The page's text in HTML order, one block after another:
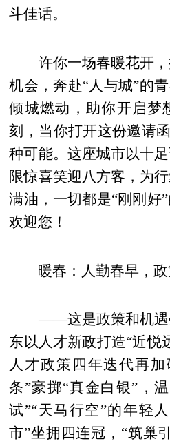
斗佳话。
许你一场春暖花开，
机会，奔赴“人与城”的
倾城燃动，助你开启
刻，当你打开这份邀请
种可能。这座城市以十
限惊喜笑迎八方客，为
满油，一切都是“刚刚好
欢迎您！
暖春：人勤春早，政
——这是政策和机遇
东以人才新政打造“近悦
人才政策四年迭代再
条”豪掷“真金白银”，
试”“天马行空”的年轻
市”坐拥四连冠，“筑巢